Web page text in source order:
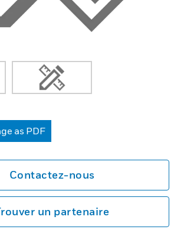
as PDF
Contactez-nous
un partenaire